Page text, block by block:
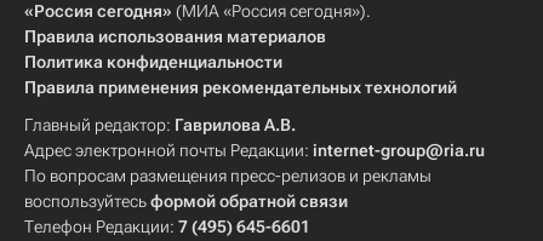
«Россия сегодня» (МИА «Россия сегодня»).
Правила использования материалов
Политика конфиденциальности
Правила применения рекомендательных технологий
Главный редактор: Гаврилова А.В.
Адрес электронной почты Редакции: internet-group@ria.ru
По вопросам размещения пресс-релизов и рекламы
воспользуйтесьформой обратной связи
Телефон Редакции: 7 (495) 645-6601